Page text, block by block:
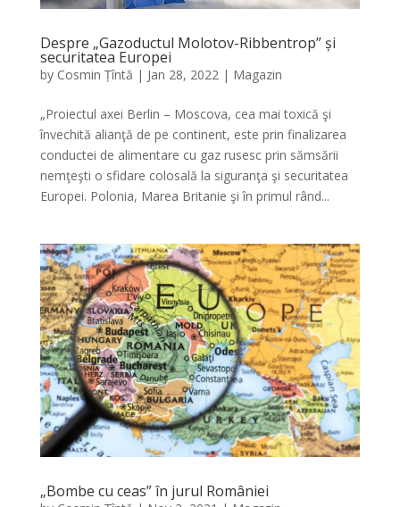
Despre „Gazoductul Molotov-Ribbentrop” și
securitatea Europei
by Cosmin Țîntă | Jan 28, 2022 | Magazin
„Proiectul axei Berlin – Moscova, cea mai toxică şi
învechită alianţă de pe continent, este prin finalizarea
conductei de alimentare cu gaz rusesc prin sămsării
nemţeşti o sfidare colosală la siguranţa şi securitatea
Europei. Polonia, Marea Britanie şi în primul rând...
„Bombe cu ceas” în jurul României